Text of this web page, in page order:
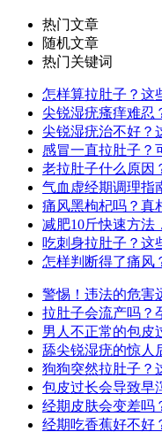
热门文章
随机文章
热门关键词
怎样算拉肚子？这
尖锐湿疣瘙痒难忍
尖锐湿疣治不好？
感冒一直拉肚子？
老拉肚子什么原因
气血虚经期调理指
痛风黑枸杞吗？真
减肥10斤快速方法
吃刺身拉肚子？这
怎样判断得了痛风
警惕！违法的危害
拉肚子会流产吗？
男人不正常的包皮
舔尖锐湿疣的惊人
狗狗突然拉肚子？
包皮过长会导致早
经期皮肤会变差吗
经期吃香蕉好不好